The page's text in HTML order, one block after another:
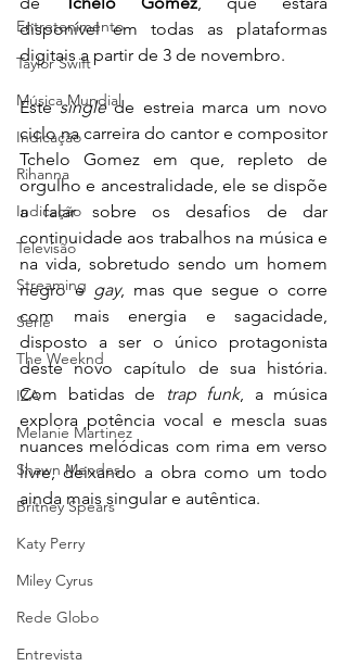
Entretenimento
Taylor Swift
Música Mundial
Indicação
Rihanna
Indicação
Televisão
Streaming
Série
The Weeknd
IZA
Melanie Martinez
Shawn Mendes
Britney Spears
Katy Perry
Miley Cyrus
Rede Globo
Entrevista
disponível em todas as plataformas
digitais a partir de 3 de novembro.
Este single de estreia marca um novo
ciclo na carreira do cantor e compositor
Tchelo Gomez em que, repleto de
orgulho e ancestralidade, ele se dispõe
a falar sobre os desafios de dar
continuidade aos trabalhos na música e
na vida, sobretudo sendo um homem
negro e gay, mas que segue o corre
com mais energia e sagacidade,
disposto a ser o único protagonista
deste novo capítulo de sua história.
Com batidas de
trap funk, a música
explora potência vocal e mescla suas
nuances melódicas com rima em verso
livre, deixando a obra como um todo
ainda mais singular e autêntica.